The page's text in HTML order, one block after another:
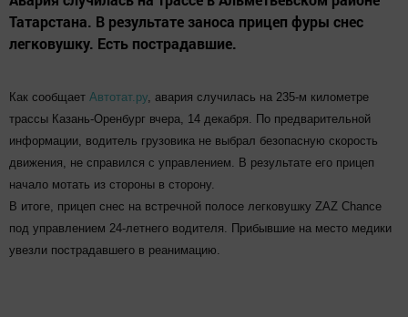
Татарстана. В результате заноса прицеп фуры снес
легковушку. Есть пострадавшие.
Как сообщает Автотат.ру, авария случилась на 235-м километре
трассы Казань-Оренбург вчера, 14 декабря. По предварительной
информации, водитель грузовика не выбрал безопасную скорость
движения, не справился с управлением. В результате его прицеп
начало мотать из стороны в сторону.
В итоге, прицеп снес на встречной полосе легковушку ZAZ Chance
под управлением 24-летнего водителя. Прибывшие на место медики
увезли пострадавшего в реанимацию.